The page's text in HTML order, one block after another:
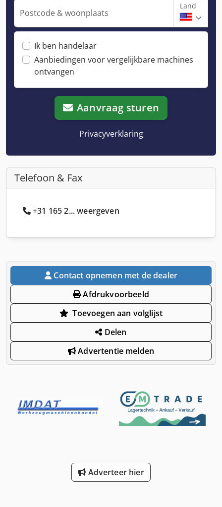
Postcode & woonplaats
Land
Ik ben handelaar
Aanbiedingen voor vergelijkbare machines
ontvangen
Aanvraag sturen
Privacyverklaring
Telefoon & Fax
+31 165 2... weergeven
Contact opnemen met de dealer
Afdrukvoorbeeld
Toevoegen aan volglijst
Delen
Advertentie melden
Adverteer hier